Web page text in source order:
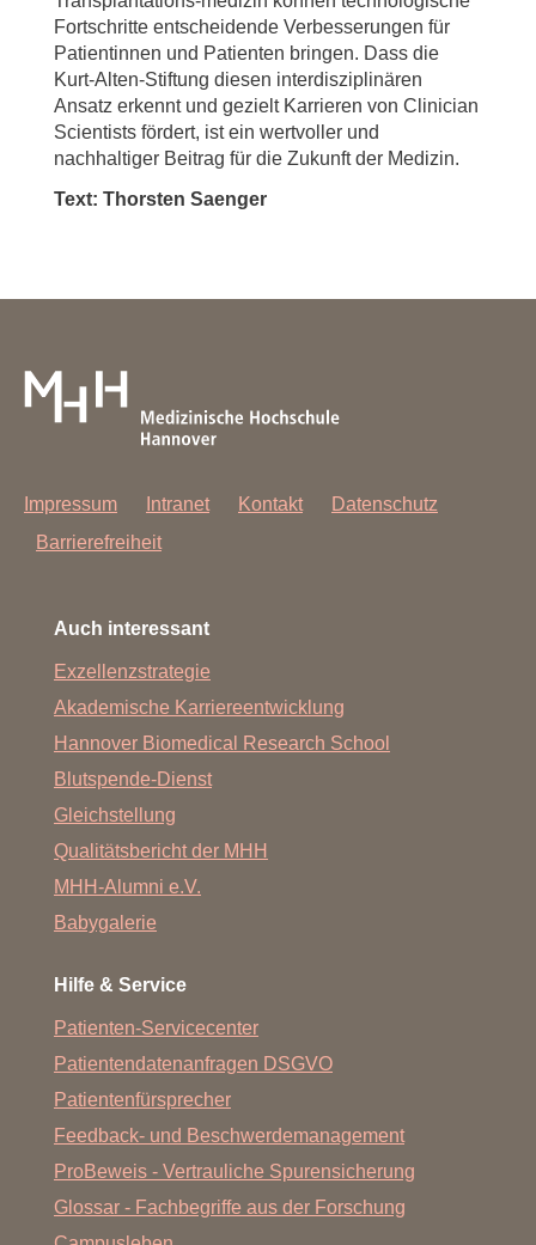
Fortschritte entscheidende Verbesserungen für
Patientinnen und Patienten bringen. Dass die
Kurt-Alten-Stiftung diesen interdisziplinären
Ansatz erkennt und gezielt Karrieren von Clinician
Scientists fördert, ist ein wertvoller und
nachhaltiger Beitrag für die Zukunft der Medizin.
Text: Thorsten Saenger
Impressum Intranet Kontakt
Datenschutz
Barrierefreiheit
Auch interessant
Exzellenzstrategie
Akademische Karriereentwicklung
Hannover Biomedical Research School
Blutspende-Dienst
Gleichstellung
Qualitätsbericht der MHH
MHH-Alumni e.V.
Babygalerie
Hilfe & Service
Patienten-Servicecenter
Patientendatenanfragen DSGVO
Patientenfürsprecher
Feedback- und Beschwerdemanagement
ProBeweis - Vertrauliche Spurensicherung
Glossar - Fachbegriffe aus der Forschung